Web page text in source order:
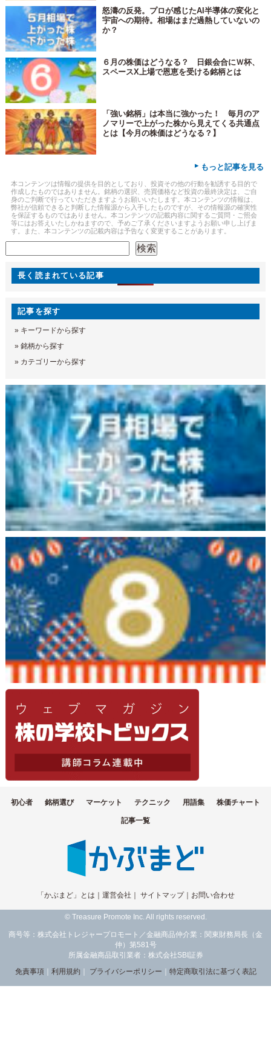
怒濤の反発。プロが感じたAI半導体の変化と
宇宙への期待。相場はまだ過熱していないの
か？
６月の株価はどうなる？ 日銀会合にＷ杯、
スペースX上場で恩恵を受ける銘柄とは
「強い銘柄」は本当に強かった！ 毎月のア
ノマリーで上がった株から見えてくる共通点
とは【今月の株価はどうなる？】
▸ もっと記事を見る
本コンテンツは情報の提供を目的としており、投資その他の行動を勧誘する目的で
作成したものではありません。銘柄の選択、売買価格など投資の最終決定は、ご自
身のご判断で行っていただきますようお願いいたします。本コンテンツの情報は、
弊社が信頼できると判断した情報源から入手したものですが、その情報源の確実性
を保証するものではありません。本コンテンツの記載内容に関するご質問・ご照会
等にはお答えいたしかねますので、予めご了承くださいますようお願い申し上げま
す。また、本コンテンツの記載内容は予告なく変更することがあります。
検索
長く読まれている記事
記事を探す
» キーワードから探す
» 銘柄から探す
» カテゴリーから探す
初心者 銘柄選び マーケット テクニック 用語集 株価チャート
記事一覧
「かぶまど」とは 運営会社 サイトマップ｜ お問い合わせ
© Treasure Promote Inc. All rights reserved.
商号等：株式会社トレジャープロモート／金融商品仲介業：関東財務局長（金
仲）第581号
所属金融商品取引業者：株式会社SBI証券
免責事項｜ 利用規約 プライバシーポリシー 特定商取引法に基づく表記